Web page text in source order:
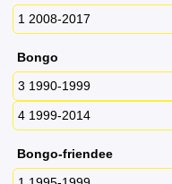
1 2008-2017
Bongo
3 1990-1999
4 1999-2014
Bongo-friendee